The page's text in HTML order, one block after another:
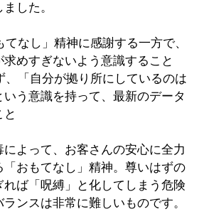
した。
なし」精神に感謝する一方で、
めすぎないよう意識すること
、「自分が拠り所にしているのは
う意識を持って、最新のデータ
と
よって、お客さんの安心に全力
「おもてなし」精神。尊いはずの
れば「呪縛」と化してしまう危険
ンスは非常に難しいものです。